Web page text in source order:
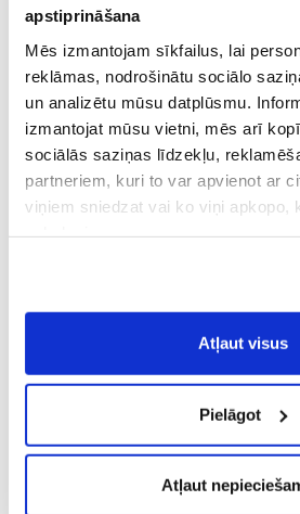
apstiprināšana
Mēs izmantojam sīkfailus, lai
reklāmas, nodrošinātu sociālo
un analizētu mūsu datplūsmu.
izmantojat mūsu vietni, mēs arī
sociālās saziņas līdzekļu,
partneriem, kuri to var apvienot ar
viņiem sniedzat vai ko viņi apkopo,
Vispārīgiem vietnes
noteikumiem(saīsināti - VVLN).
Atļaut visus
Pielāgot
Atļaut
DZESĒTĀJS RAPID ICE
9.99 €
B КОРЗИНУ
B КОРЗИНУ